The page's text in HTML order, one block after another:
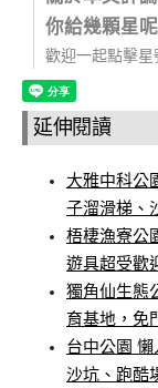
你給幾顆星呢
歡迎一起點擊星
延伸閱讀
大雅中科公
子溜滑梯、
梧棲漁寮公
遊具超受歡
獨角仙生態
育基地，免
台中公園 懶
沙坑、跑酷